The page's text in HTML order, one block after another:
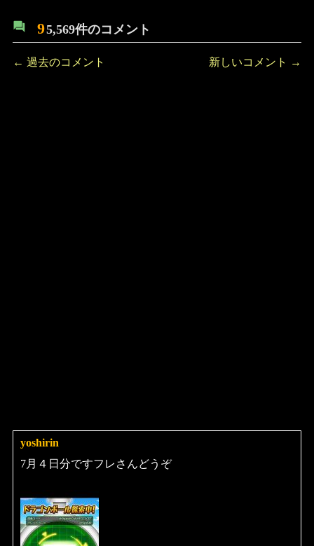
95,569件のコメント
コ
← 過去のコメント 新しいコメント →
yoshirin
よ
り:
7月４日分ですフレさんどうぞ